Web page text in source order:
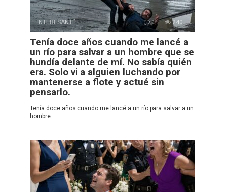
INTERESANTE 0 240
Tenía doce años cuando me lancé a
un río para salvar a un hombre que se
hundía delante de mí. No sabía quién
era. Solo vi a alguien luchando por
mantenerse a flote y actué sin
pensarlo.
Tenía doce años cuando me lancé a un río para salvar a un
hombre